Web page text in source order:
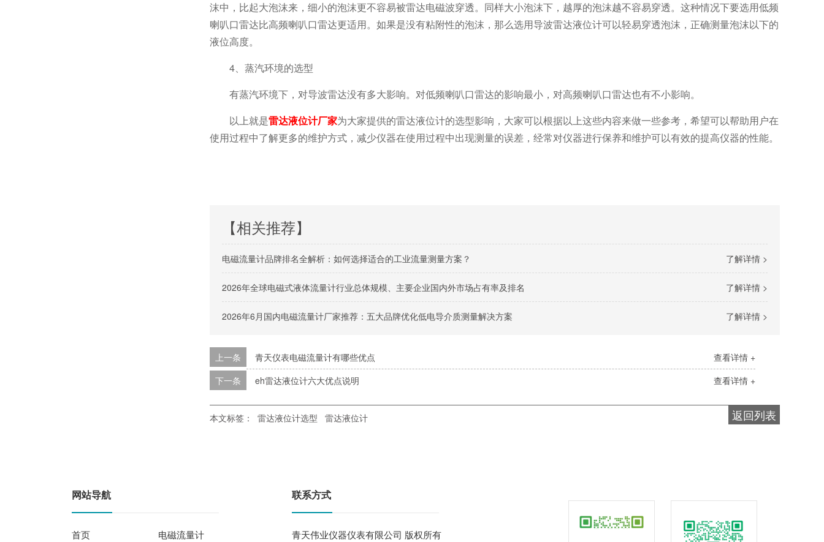
沫中，比起大泡沫来，细小的泡沫更不容易被雷达电磁波穿透。同样大小泡沫下，越厚的泡沫越不容易穿透。这种情况下要选用低频
喇叭口雷达比高频喇叭口雷达更适用。如果是没有粘附性的泡沫，那么选用导波雷达液位计可以轻易穿透泡沫，正确测量泡沫以下的
液位高度。
4、蒸汽环境的选型
有蒸汽环境下，对导波雷达没有多大影响。对低频喇叭口雷达的影响最小，对高频喇叭口雷达也有不小影响。
以上就是雷达液位计厂家为大家提供的雷达液位计的选型影响，大家可以根据以上这些内容来做一些参考，希望可以帮助用户在
使用过程中了解更多的维护方式，减少仪器在使用过程中出现测量的误差，经常对仪器进行保养和维护可以有效的提高仪器的性能。
【相关推荐】
了解详情 >
电磁流量计品牌排名全解析：如何选择适合的工业流量测量方案？
了解详情 >
2026年全球电磁式液体流量计行业总体规模、主要企业国内外市场占有率及排名
了解详情 >
2026年6月国内电磁流量计厂家推荐：五大品牌优化低电导介质测量解决方案
查看详情 +
上一条
青天仪表电磁流量计有哪些优点
查看详情 +
下一条 eh雷达液位计六大优点说明
返回列表
本文标签： 雷达液位计选型 雷达液位计
网站导航
首页 电磁流量计
联系方式
青天伟业仪器仪表有限公司 版权所有